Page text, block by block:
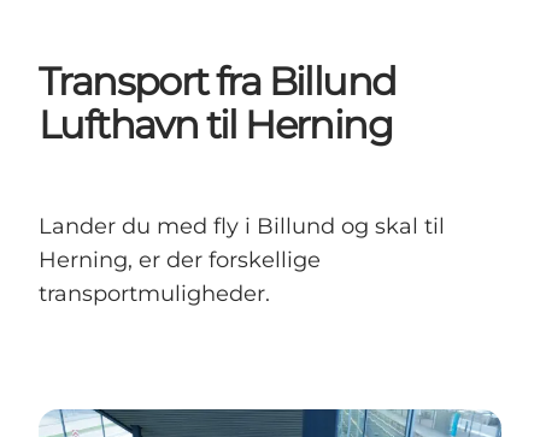
Se og oplev
Find vej
Sov godt
Transport fra Billund
Lufthavn til Herning
Lander du med fly i Billund og skal til
Herning, er der forskellige
transportmuligheder.